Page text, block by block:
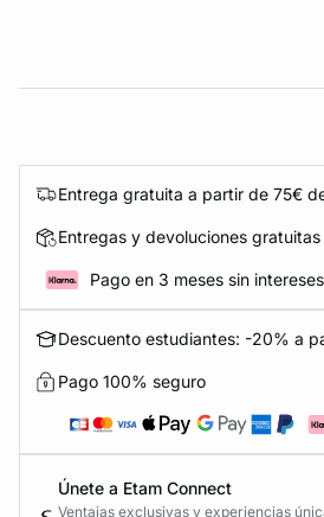
Entrega gratuita a partir de 75€
Entregas y devoluciones
Pago en 3 meses sin intereses
Descuento estudiantes: -20% a
Pago 100% seguro
Únete a Etam Connect
Ventajas exclusivas y experiencias